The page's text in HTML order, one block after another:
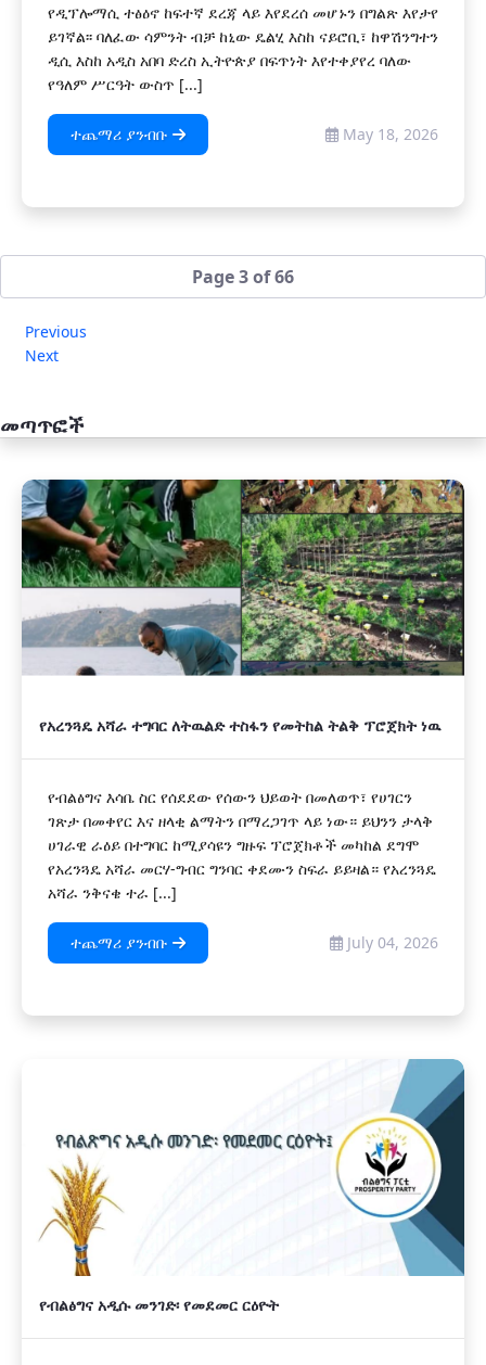
የዲፕሎማሲ ተፅዕኖ ከፍተኛ ደረጃ ላይ እየደረሰ መሆኑን በግልጽ እየታየ
ይገኛል፡፡ ባለፈው ሳምንት ብቻ ከኒው ዴልሂ እስከ ናይሮቢ፣ ከዋሽንግተን
ዲሲ እስከ አዲስ አበባ ድረስ ኢትዮጵያ በፍጥነት እየተቀያየረ ባለው
የዓለም ሥርዓት ውስጥ [...]
ተጨማሪ ያንብቡ May 18, 2026
Page 3 of 66
Previous
Next
መጣጥፎች
አዲስ
የአረንጓዴ አሻራ ተግባር ለትዉልድ ተስፋን የመትከል ትልቅ ፕሮጀክት ነዉ
የብልፅግና እሳቤ ስር የሰደደው የሰውን ህይወት በመለወጥ፣ የሀገርን
ገጽታ በመቀየር እና ዘላቂ ልማትን በማረጋገጥ ላይ ነው። ይህንን ታላቅ
ሀገራዊ ራዕይ በተግባር ከሚያሳዩን ግዙፍ ፕሮጀክቶች መካከል ደግሞ
የአረንጓዴ አሻራ መርሃ-ግብር ግንባር ቀደሙን ስፍራ ይይዛል። የአረንጓዴ
አሻራ ንቅናቄ ተራ [...]
ተጨማሪ ያንብቡ July 04, 2026
የብልፅግና አዲሱ መንገድ፡ የመደመር ርዕዮት